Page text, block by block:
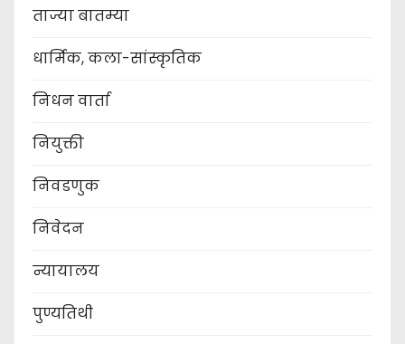
ताज्या बातम्या
धार्मिक, कला-सांस्कृतिक
निधन वार्ता
नियुक्ती
निवडणुक
निवेदन
न्यायालय
पुण्यतिथी